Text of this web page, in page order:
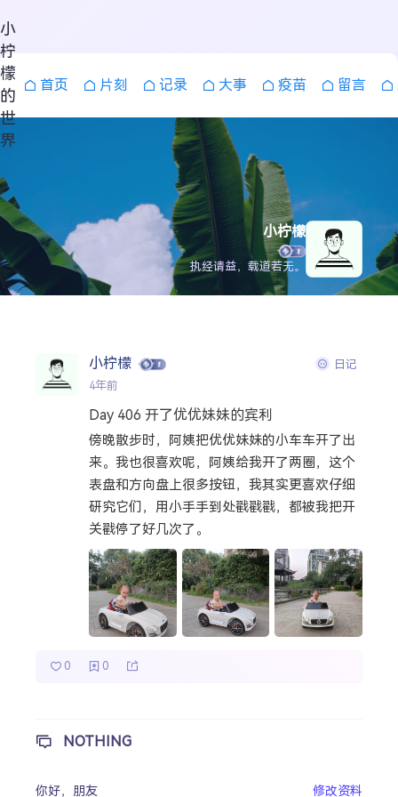
小
柠
檬
的
世
界
首页 片刻 记录 大事 疫苗 留言
成长日记 宝宝辅食 宝宝课堂
宝宝旅行
小柠檬
执经请益，载道若无。
小柠檬
日记
4年前
Day 406 开了优优妹妹的宾利
傍晚散步时，阿姨把优优妹妹的小车车开了出
来。我也很喜欢呢，阿姨给我开了两圈，这个
表盘和方向盘上很多按钮，我其实更喜欢仔细
研究它们，用小手手到处戳戳戳，都被我把开
关戳停了好几次了。
0 0
NOTHING
你好， 朋友 修改资料